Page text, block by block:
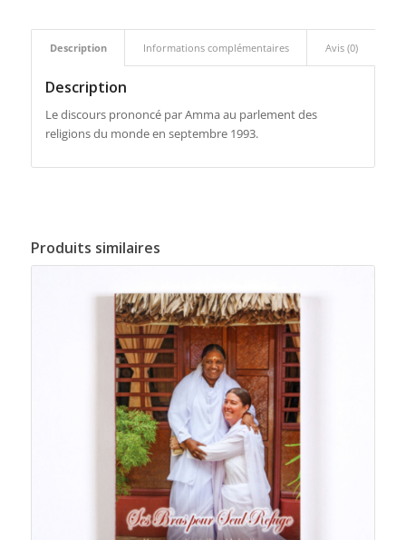
Description Informations complémentaires Avis (0)
Description
Le discours prononcé par Amma au parlement des
religions du monde en septembre 1993.
Produits similaires